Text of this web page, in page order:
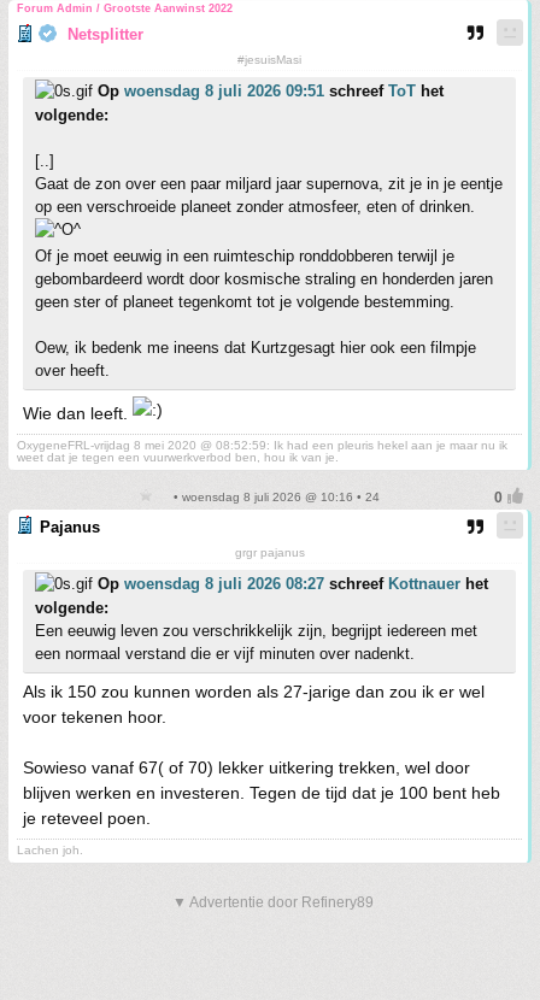
Forum Admin / Grootste Aanwinst 2022
Netsplitter
#jesuisMasi
Op woensdag 8 juli 2026 09:51 schreef ToT het
volgende:
[..]
Gaat de zon over een paar miljard jaar supernova, zit je in je eentje
op een verschroeide planeet zonder atmosfeer, eten of drinken.
Of je moet eeuwig in een ruimteschip ronddobberen terwijl je
gebombardeerd wordt door kosmische straling en honderden jaren
geen ster of planeet tegenkomt tot je volgende bestemming.
Oew, ik bedenk me ineens dat Kurtzgesagt hier ook een filmpje
over heeft.
Wie dan leeft.
OxygeneFRL-vrijdag 8 mei 2020 @ 08:52:59: Ik had een pleuris hekel aan je maar nu ik
weet dat je tegen een vuurwerkverbod ben, hou ik van je.
• woensdag 8 juli 2026 @ 10:16 • 24
Pajanus
grgr pajanus
Op woensdag 8 juli 2026 08:27 schreef Kottnauer het
volgende:
Een eeuwig leven zou verschrikkelijk zijn, begrijpt iedereen met
een normaal verstand die er vijf minuten over nadenkt.
Als ik 150 zou kunnen worden als 27-jarige dan zou ik er wel
voor tekenen hoor.
Sowieso vanaf 67( of 70) lekker uitkering trekken, wel door
blijven werken en investeren. Tegen de tijd dat je 100 bent heb
je reteveel poen.
Lachen joh.
▼ Advertentie door Refinery89